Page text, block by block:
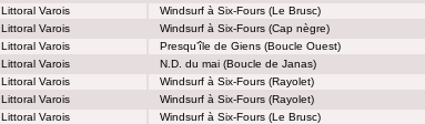
Littoral Varois
Windsurf à Six-Fours (Le Brusc)
Littoral Varois
Windsurf à Six-Fours (Cap nègre)
Littoral Varois
Presqu’île de Giens (Boucle Ouest)
Littoral Varois
N.D. du mai (Boucle de Janas)
Littoral Varois
Windsurf à Six-Fours (Rayolet)
Littoral Varois
Windsurf à Six-Fours (Rayolet)
Littoral Varois
Windsurf à Six-Fours (Le Brusc)